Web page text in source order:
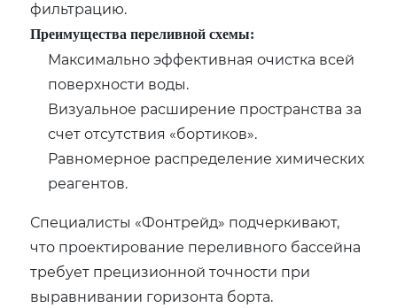
фильтрацию.
Преимущества переливной схемы:
Максимально эффективная очистка всей
поверхности воды.
Визуальное расширение пространства за
счет отсутствия «бортиков».
Равномерное распределение химических
реагентов.
Специалисты «Фонтрейд» подчеркивают,
что проектирование переливного бассейна
требует прецизионной точности при
выравнивании горизонта борта.